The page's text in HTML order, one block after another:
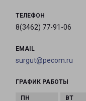
ТЕЛЕФОН
8(3462) 77-91-06
EMAIL
surgut@pecom.ru
ГРАФИК РАБОТЫ